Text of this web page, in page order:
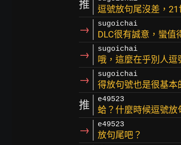
推 逗號放句尾沒差，21
→ sugoichai
DLC很有誠意，蠻值
→ sugoichai
哦，這麼在乎別人
→ sugoichai
得放句號也是很基本
推 e49523
蛤？什麼時候逗號
→ e49523
放句尾吧？